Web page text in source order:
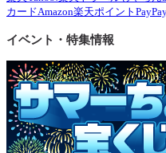
カードAmazon楽天ポイント
イベント・特集情報